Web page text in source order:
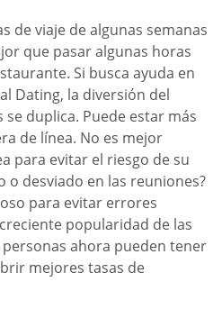
de viaje de algunas semanas
que pasar algunas horas
Si busca ayuda en
Dating, la diversión del
duplica. Puede estar más
de línea. No es mejor
para evitar el riesgo de su
desviado en las reuniones?
para evitar errores
popularidad de las
ahora pueden tener
mejores tasas de